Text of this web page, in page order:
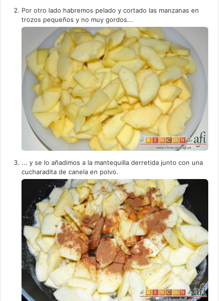
Por otro lado habremos pelado y cortado las manzanas en
trozos pequeños y no muy gordos...
... y se lo añadimos a la mantequilla derretida junto con una
cucharadita de canela en polvo.